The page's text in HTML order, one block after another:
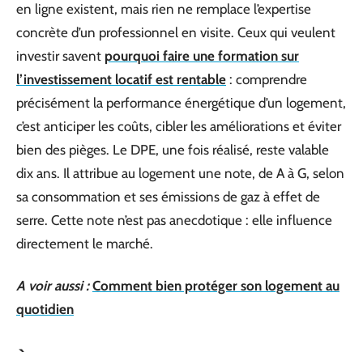
en ligne existent, mais rien ne remplace l’expertise
concrète d’un professionnel en visite. Ceux qui veulent
investir savent pourquoi faire une formation sur
l’investissement locatif est rentable : comprendre
précisément la performance énergétique d’un logement,
c’est anticiper les coûts, cibler les améliorations et éviter
bien des pièges. Le DPE, une fois réalisé, reste valable
dix ans. Il attribue au logement une note, de A à G, selon
sa consommation et ses émissions de gaz à effet de
serre. Cette note n’est pas anecdotique : elle influence
directement le marché.
A voir aussi : Comment bien protéger son logement au
quotidien